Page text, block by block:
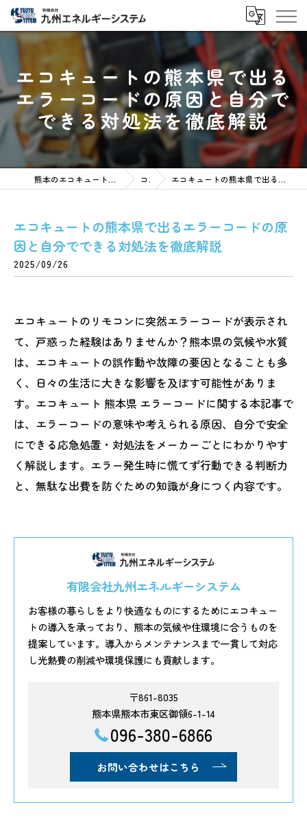
エコキュートの熊本県で出る
エラーコードの原因と自分で
できる対処法を徹底解説
熊本のエコキュートなら有限会社九州エネルギーシステム コラム エコキュートの熊本県で出るエラーコードの原因と自分でできる対処法を徹底解説
エコキュートの熊本県で出るエラーコードの原
因と自分でできる対処法を徹底解説
2025/09/26
エコキュートのリモコンに突然エラーコードが表示され
て、戸惑った経験はありませんか？熊本県の気候や水質
は、エコキュートの誤作動や故障の要因となることも多
く、日々の生活に大きな影響を及ぼす可能性がありま
す。エコキュート 熊本県 エラーコードに関する本記事で
は、エラーコードの意味や考えられる原因、自分で安全
にできる応急処置・対処法をメーカーごとにわかりやす
く解説します。エラー発生時に慌てず行動できる判断力
と、無駄な出費を防ぐための知識が身につく内容です。
有限会社九州エネルギーシステム
お客様の暮らしをより快適なものにするためにエコキュー
トの導入を承っており、熊本の気候や住環境に合うものを
提案しています。導入からメンテナンスまで一貫して対応
し光熱費の削減や環境保護にも貢献します。
〒861-8035
熊本県熊本市東区御領6-1-14
096-380-6866
お問い合わせはこちら